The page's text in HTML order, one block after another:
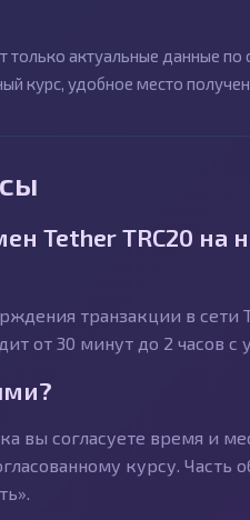
только актуальные данные по
курс, удобное место
Tether TRC20 на
транзакции в сети
от 30 минут до 2 часов с
вы согласуете время и
курсу. Часть